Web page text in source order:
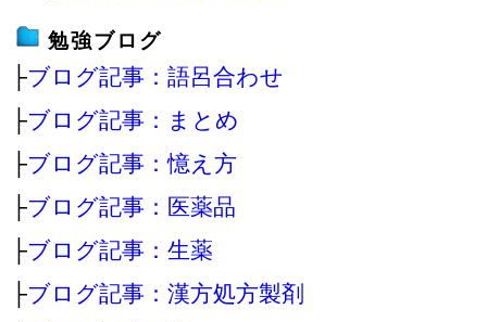
勉強ブログ
├ブログ記事：語呂合わせ
├ブログ記事：まとめ
├ブログ記事：憶え方
├ブログ記事：医薬品
├ブログ記事：生薬
├ブログ記事：漢方処方製剤